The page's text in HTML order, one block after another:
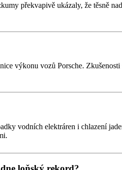
překvapivě ukázaly, že těsně
výkonu vozů Porsche.
vodních elektráren i chlazení